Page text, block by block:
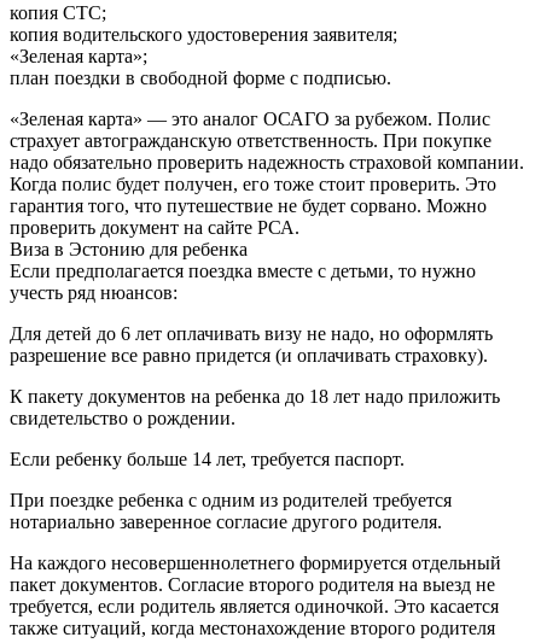
копия СТС;
копия водительского удостоверения заявителя;
«Зеленая карта»;
план поездки в свободной форме с подписью.
«Зеленая карта» — это аналог ОСАГО за рубежом. Полис
страхует автогражданскую ответственность. При покупке
надо обязательно проверить надежность страховой компании.
Когда полис будет получен, его тоже стоит проверить. Это
гарантия того, что путешествие не будет сорвано. Можно
проверить документ на сайте РСА.
Виза в Эстонию для ребенка
Если предполагается поездка вместе с детьми, то нужно
учесть ряд нюансов:
Для детей до 6 лет оплачивать визу не надо, но оформлять
разрешение все равно придется (и оплачивать страховку).
К пакету документов на ребенка до 18 лет надо приложить
свидетельство о рождении.
Если ребенку больше 14 лет, требуется паспорт.
При поездке ребенка с одним из родителей требуется
нотариально заверенное согласие другого родителя.
На каждого несовершеннолетнего формируется отдельный
пакет документов. Согласие второго родителя на выезд не
требуется, если родитель является одиночкой. Это касается
также ситуаций, когда местонахождение второго родителя